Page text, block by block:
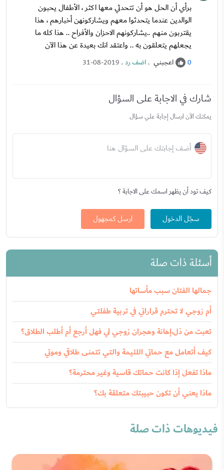
برأي أن الحل هو أن تتحدثي معها اكثر ، الأطفال يحبون
الوالدين عندما يتحدثوا معهم ويشاركونهن أخبارهم ، هذا
يقتربون منهم ..يشاركونهم الاحزان والأفراح .. هذا كله ما
يجعلهم يتعلقون به .. واعتقد انك بعيدة عن هذا الآن
0 اعجبني .اضف رد.
31-08-2019
شارك في الاجابة على السؤال
يمكنك الآن ارسال إجابة علي سؤال
أضف إجابتك على السؤال هنا
كيف تود أن يظهر اسمك على الاجابة ؟
سجّل الدخول ارسل كمجهول
أسئلة ذات صلة
جمالها الفتان سبب مأساتها
أم زوجي لا تحترم قراراتي في تربية طفلتي
تعبت من ذل،إهانة وهجران زوجي لي فهل أرجع أم أطلب الطلاق؟
كيف أتعامل مع حماتي اللئيمة والتي تتمنى طلاقي وموتي
ماذا تفعل إذا كانت حماتك قاسية وغير محترمة؟
ماذا يعني أن تكون حبيبتك متعلقة بك؟
فيديوهات ذات صلة